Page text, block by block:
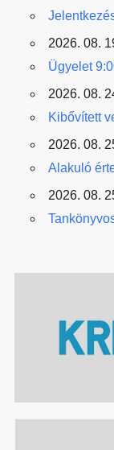
2026. 08.
Ügyelet
2026. 08.
Kibővített
2026. 08.
Alakuló
2026. 08.